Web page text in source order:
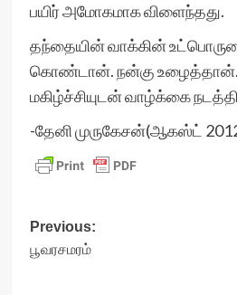
பயிர் அமோகமாக விளைந்தது.
தந்தையின் வாக்கின்
கொண்டான். நன்கு உழைத்தான்.
மகிழ்ச்சியுடன் வாழ்க்கை
-தேனி முருகேசன்(ஆகஸ்ட்
Post
navigation
Previous:
பூவரசமரம்